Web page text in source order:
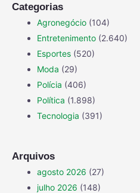
Categorias
Agronegócio (104)
Entretenimento (2.640)
Esportes (520)
Moda (29)
Polícia (406)
Política (1.898)
Tecnologia (391)
Arquivos
agosto 2026 (27)
julho 2026 (148)